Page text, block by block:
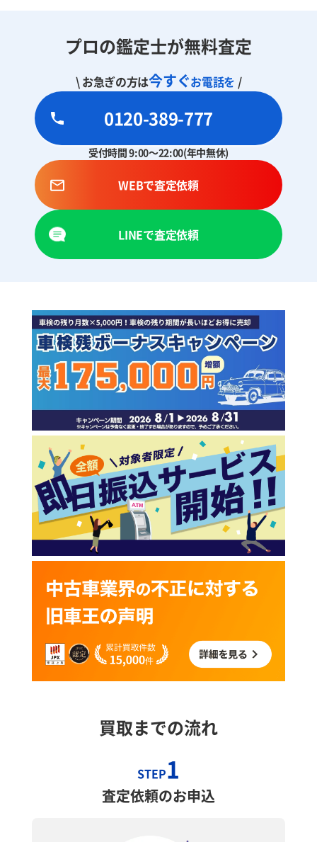
プロの鑑定士が無料査定
\ お急ぎの方は今すぐお電話を /
0120-389-777
受付時間 9:00～22:00(年中無休)
WEBで査定依頼
LINEで査定依頼
買取までの流れ
STEP1
査定依頼のお申込